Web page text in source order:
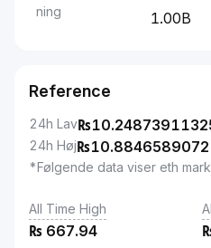
ning
1.00B
Reference
24h Lav₨
24h Høj₨
*Følgende data viser eth
All Time High
₨ 667.94